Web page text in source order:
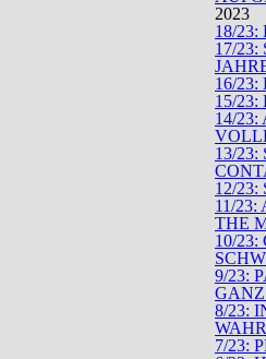
2023
18/
17/
16/
15/
14/
13/
12/
11/
THE
10/
9/23:
GANZ
8/23:
7/23: